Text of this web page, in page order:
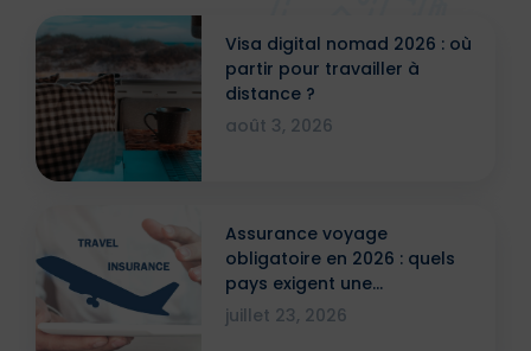
Visa digital nomad 2026 : où
partir pour travailler à
distance ?
août 3, 2026
Assurance voyage
obligatoire en 2026 : quels
pays exigent une
attestation ?
juillet 23, 2026